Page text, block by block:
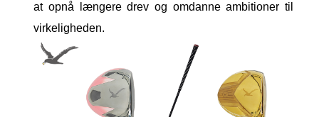
at opnå længere drev og omdanne ambitioner til
virkeligheden.